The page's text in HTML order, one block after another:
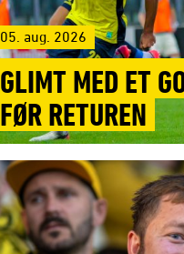
05. aug. 2026
GLIMT MED ET
FØR RETUREN